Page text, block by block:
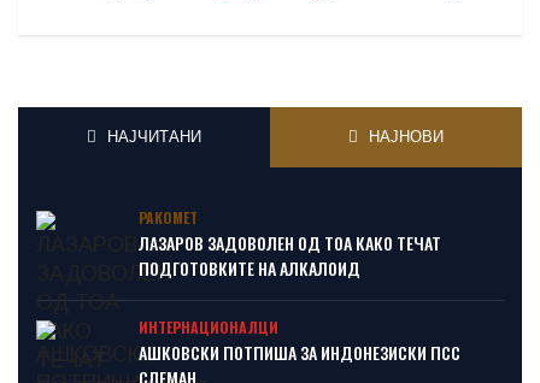
НАЈЧИТАНИ НАЈНОВИ
РАКОМЕТ
ЛАЗАРОВ ЗАДОВОЛЕН ОД ТОА КАКО ТЕЧАТ
ПОДГОТОВКИТЕ НА АЛКАЛОИД
ИНТЕРНАЦИОНАЛЦИ
АШКОВСКИ ПОТПИША ЗА ИНДОНЕЗИСКИ ПСС
СЛЕМАН